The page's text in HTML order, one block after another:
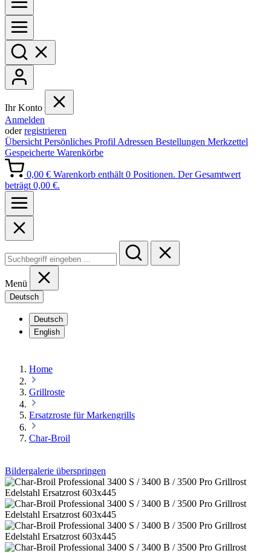
Ihr Konto
Anmelden
oderregistrieren
Übersicht Persönliches Profil Adressen Bestellungen Merkzettel
Gespeicherte Warenkörbe
0,00 € Warenkorb enthält 0 Positionen. Der Gesamtwert
beträgt 0,00 €.
Menü
Deutsch
Deutsch
English
Home
Grillroste
Ersatzroste für Markengrills
Char-Broil
Bildergalerie überspringen